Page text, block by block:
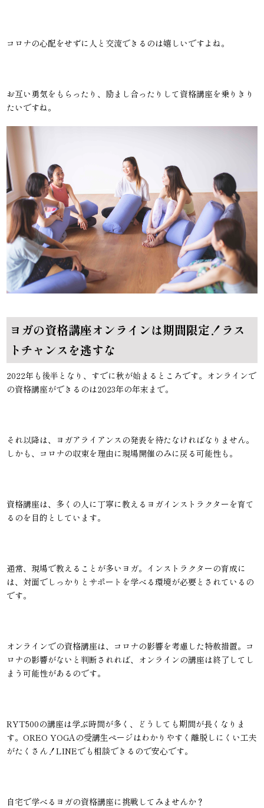
コロナの心配をせずに人と交流できるのは嬉しいですよね。
お互い勇気をもらったり、励まし合ったりして資格講座を乗りきり
たいですね。
ヨガの資格講座オンラインは期間限定！ラス
トチャンスを逃すな
2022年も後半となり、すでに秋が始まるところです。オンラインで
の資格講座ができるのは2023年の年末まで。
それ以降は、ヨガアライアンスの発表を待たなければなりません。
しかも、コロナの収束を理由に現場開催のみに戻る可能性も。
資格講座は、多くの人に丁寧に教えるヨガインストラクターを育て
るのを目的としています。
通常、現場で教えることが多いヨガ。インストラクターの育成に
は、対面でしっかりとサポートを学べる環境が必要とされているの
です。
オンラインでの資格講座は、コロナの影響を考慮した特赦措置。コ
ロナの影響がないと判断されれば、オンラインの講座は終了してし
まう可能性があるのです。
RYT500の講座は学ぶ時間が多く、どうしても期間が長くなりま
す。OREO YOGAの受講生ページはわかりやすく離脱しにくい工夫
がたくさん！LINEでも相談できるので安心です。
自宅で学べるヨガの資格講座に挑戦してみませんか？